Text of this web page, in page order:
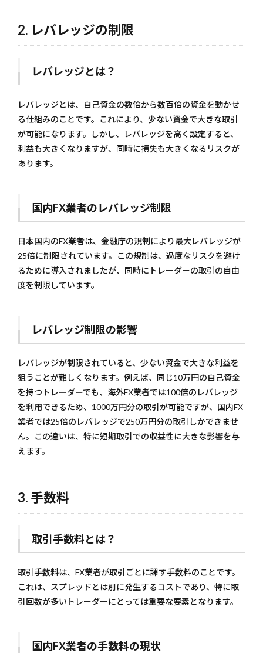
数料と
国内FX
の現状
1.4.3
高手数
料の影
響
スの
1.5.1
業者の
サービ
スの現
ビスの
影響
1.6
5. 規
制の
影響
1.6.1
金融庁
の規制
1.7
2. レバレッジの制限
レバレッジとは？
レバレッジとは、自己資金の数倍から数百倍の資金を動かせ
る仕組みのことです。これにより、少ない資金で大きな取引
が可能になります。しかし、レバレッジを高く設定すると、
利益も大きくなりますが、同時に損失も大きくなるリスクが
あります。
国内FX業者のレバレッジ制限
日本国内のFX業者は、金融庁の規制により最大レバレッジが
25倍に制限されています。この規制は、過度なリスクを避け
るために導入されましたが、同時にトレーダーの取引の自由
度を制限しています。
レバレッジ制限の影響
レバレッジが制限されていると、少ない資金で大きな利益を
狙うことが難しくなります。例えば、同じ10万円の自己資金
を持つトレーダーでも、海外FX業者では100倍のレバレッジ
を利用できるため、1000万円分の取引が可能ですが、国内FX
業者では25倍のレバレッジで250万円分の取引しかできませ
ん。この違いは、特に短期取引での収益性に大きな影響を与
えます。
3. 手数料
取引手数料とは？
取引手数料は、FX業者が取引ごとに課す手数料のことです。
これは、スプレッドとは別に発生するコストであり、特に取
引回数が多いトレーダーにとっては重要な要素となります。
国内FX業者の手数料の現状